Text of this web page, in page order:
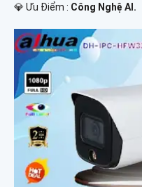
️💎 Ưu Điểm : Công Nghệ AI.